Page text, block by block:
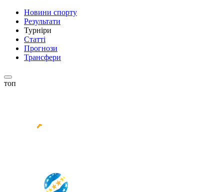
Новини спорту
Результати
Турніри
Статті
Прогнози
Трансфери
топ